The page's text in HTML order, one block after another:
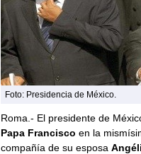
Foto: Presidencia de México.
Roma.- El presidente de
Papa Francisco en la
compañía de su esposa